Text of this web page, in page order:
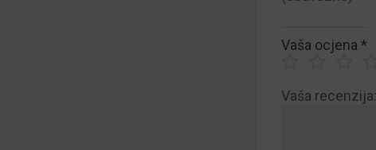
Vaša ocjena *
Vaša recenzija: